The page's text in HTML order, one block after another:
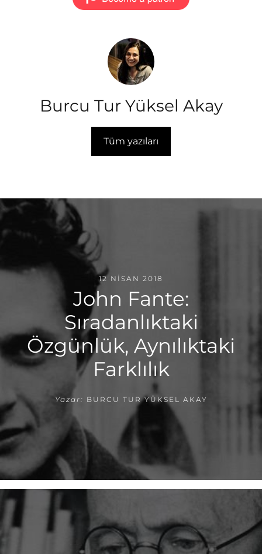
Burcu Tur Yüksel Akay
Tüm yazıları
12 NISAN 2018
John Fante:
Sıradanlıktaki
Özgünlük, Aynılıktaki
Farklılık
Yazar: BURCU TUR YÜKSEL AKAY